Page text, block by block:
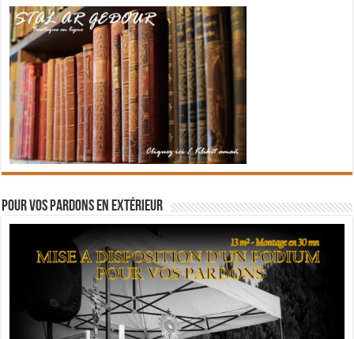
Pour vos pardons en extérieur